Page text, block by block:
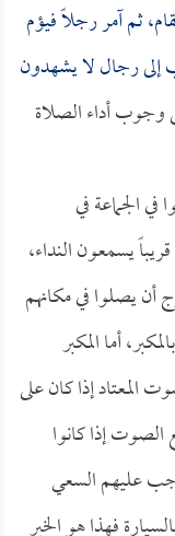
ثم آمر رجلاً فيؤم
رجال لا يشهدون
أداء الصلاة
الجماعة في
يسمعون النداء،
أن يصلوا في مكانهم
أما المكبر
المعتاد إذا كان على
إذا كانوا
عليهم السعي